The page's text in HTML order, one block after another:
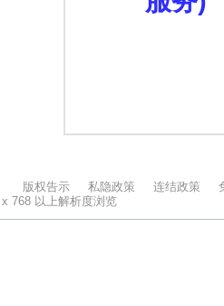
版权告示 私隐政策 连结政策
768 以上解析度浏览